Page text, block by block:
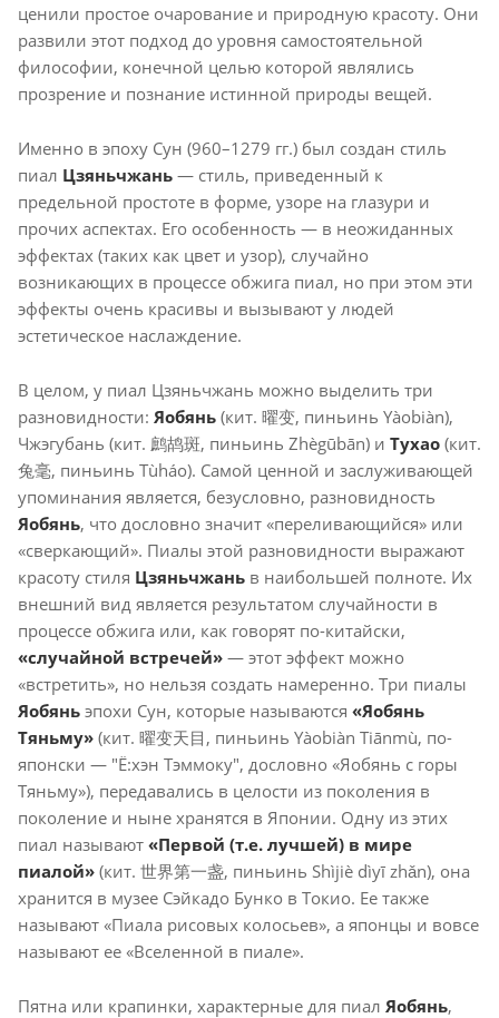
ценили простое очарование и природную красоту. Они
развили этот подход до уровня самостоятельной
философии, конечной целью которой являлись
прозрение и познание истинной природы вещей.
Именно в эпоху Сун (960–1279 гг.) был создан стиль
пиал Цзяньчжань — стиль, приведенный к
предельной простоте в форме, узоре на глазури и
прочих аспектах. Его особенность — в неожиданных
эффектах (таких как цвет и узор), случайно
возникающих в процессе обжига пиал, но при этом эти
эффекты очень красивы и вызывают у людей
эстетическое наслаждение.
В целом, у пиал Цзяньчжань можно выделить три
разновидности: Яобянь (кит. 曜变, пиньинь Yàobiàn),
Чжэгубань (кит. 鹧鸪斑, пиньинь Zhègūbān) и Тухао (кит.
兔毫, пиньинь Tùháo). Самой ценной и заслуживающей
упоминания является, безусловно, разновидность
Яобянь, что дословно значит «переливающийся» или
«сверкающий». Пиалы этой разновидности выражают
красоту стиля Цзяньчжань в наибольшей полноте. Их
внешний вид является результатом случайности в
процессе обжига или, как говорят по-китайски,
«случайной встречей» — этот эффект можно
«встретить», но нельзя создать намеренно. Три пиалы
Яобянь эпохи Сун, которые называются «Яобянь
Тяньму» (кит. 曜变天目, пиньинь Yàobiàn Tiānmù, по-
японски — "Ё:хэн Тэммоку", дословно «Яобянь с горы
Тяньму»), передавались в целости из поколения в
поколение и ныне хранятся в Японии. Одну из этих
пиал называют «Первой (т.е. лучшей) в мире
пиалой» (кит. 世界第一盏, пиньинь Shìjiè dìyī zhǎn), она
хранится в музее Сэйкадо Бунко в Токио. Ее также
называют «Пиала рисовых колосьев», а японцы и вовсе
называют ее «Вселенной в пиале».
Пятна или крапинки, характерные для пиал Яобянь,